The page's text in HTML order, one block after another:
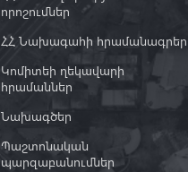
որոշումներ
ՀՀ Նախագահի հրամանագրեր
Կոմիտեի ղեկավարի
հրամաններ
Նախագծեր
Պաշտոնական
պարզաբանումներ